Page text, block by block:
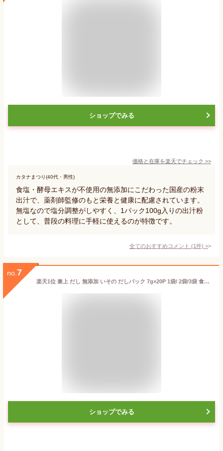
ショップでみる
価格と在庫を楽天でチェック >>
カタナまつり(40代・男性)
食塩・酵母エキスが不使用の無添加にこだわった国産の粉末
出汁で、薬剤師監修のもと栄養と健康に配慮されています。
無塩なので塩分調整がしやすく、1パック100g入りの出汁粉
として、普段の料理に手軽に使えるのが特徴です。
全てのおすすめコメント (1件) >
no. 7
楽天1位 兼上 だし 無添加 いその だしパック 7g×20P 1袋/ 2袋/3袋 食塩不使用 無添加 添加物不使用 無塩 減塩 国産 だし 出汁 かつお 鰹節 かつお節 昆布 こんぶ いわし 出汁パック 天然 離乳食 育脳 子供 赤ちゃん 粉 粉末 微粉末 ミネラル 送料無料 カネジョウ ml
ショップでみる